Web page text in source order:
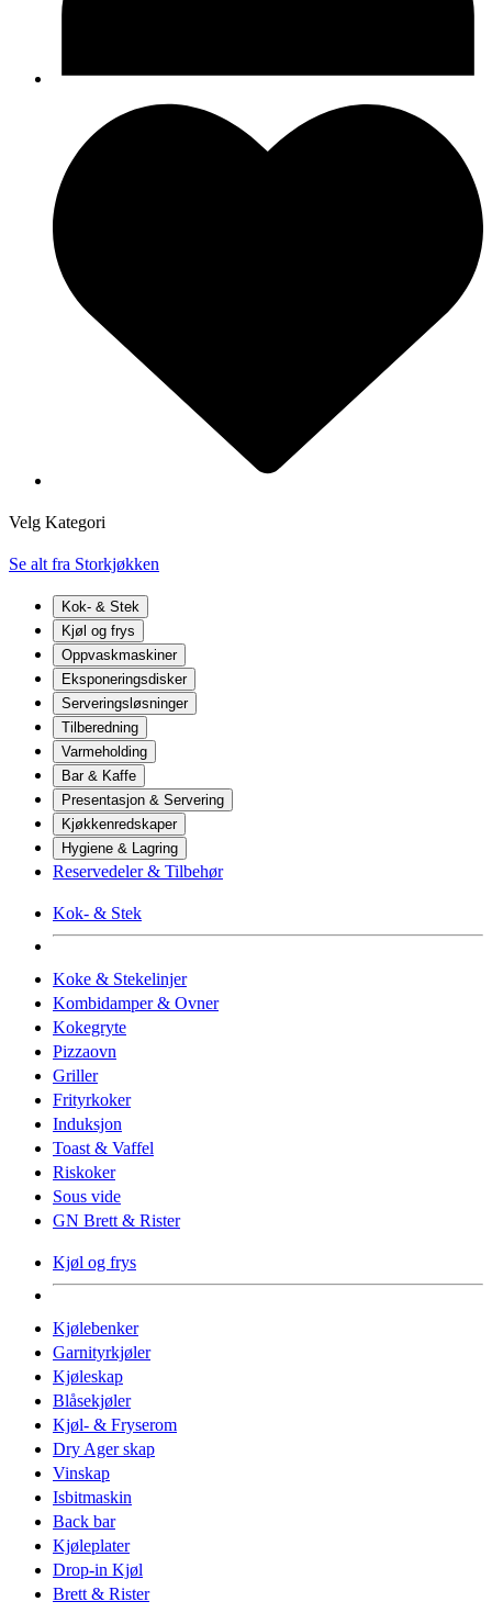
Velg Kategori
Se alt fra Storkjøkken
Kok- & Stek
Kjøl og frys
Oppvaskmaskiner
Eksponeringsdisker
Serveringsløsninger
Tilberedning
Varmeholding
Bar & Kaffe
Presentasjon & Servering
Kjøkkenredskaper
Hygiene & Lagring
Reservedeler & Tilbehør
Kok- & Stek
Koke & Stekelinjer
Kombidamper & Ovner
Kokegryte
Pizzaovn
Griller
Frityrkoker
Induksjon
Toast & Vaffel
Riskoker
Sous vide
GN Brett & Rister
Kjøl og frys
Kjølebenker
Garnityrkjøler
Kjøleskap
Blåsekjøler
Kjøl- & Fryserom
Dry Ager skap
Vinskap
Isbitmaskin
Back bar
Kjøleplater
Drop-in Kjøl
Brett & Rister